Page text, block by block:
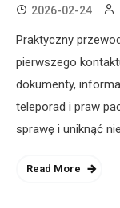
2026-02-24
Praktyczny
pierwszego
dokumenty,
teleporad i praw
sprawę i uniknąć
Read More